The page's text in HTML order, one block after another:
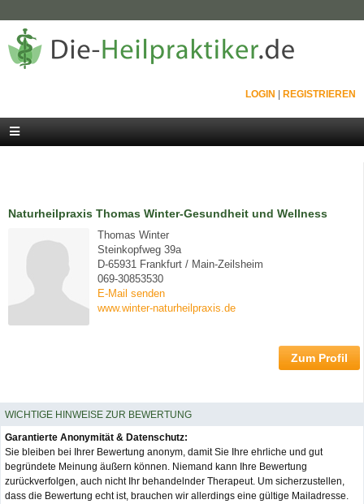
LOGIN REGISTRIEREN
Naturheilpraxis Thomas Winter-Gesundheit und Wellness
Thomas Winter
Steinkopfweg 39a
D-65931 Frankfurt / Main-Zeilsheim
069-30853530
E-Mail senden
www.winter-naturheilpraxis.de
Zum Profil
WICHTIGE HINWEISE ZUR BEWERTUNG
Garantierte Anonymität & Datenschutz:
Sie bleiben bei Ihrer Bewertung anonym, damit Sie Ihre ehrliche und gut
begründete Meinung äußern können. Niemand kann Ihre Bewertung
zurückverfolgen, auch nicht Ihr behandelnder Therapeut. Um sicherzustellen,
dass die Bewertung echt ist, brauchen wir allerdings eine gültige Mailadresse.